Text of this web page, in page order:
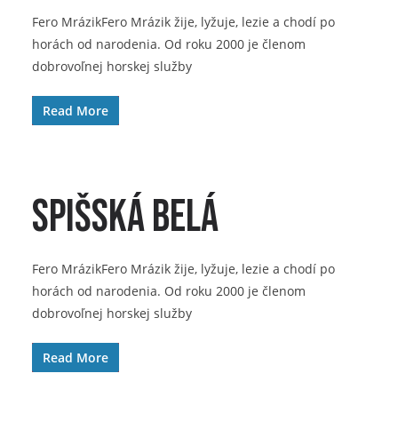
Fero MrázikFero Mrázik žije, lyžuje, lezie a chodí po
horách od narodenia. Od roku 2000 je členom
dobrovoľnej horskej služby
Read More
Spišská Belá
Fero MrázikFero Mrázik žije, lyžuje, lezie a chodí po
horách od narodenia. Od roku 2000 je členom
dobrovoľnej horskej služby
Read More